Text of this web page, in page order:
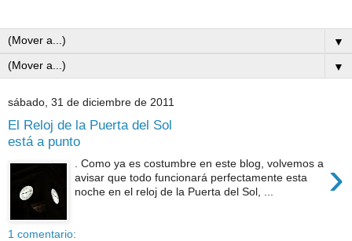
▼
▼
sábado, 31 de diciembre de 2011
El Reloj de la Puerta del Sol
está a punto
›
. Como ya es costumbre en este blog, volvemos a
avisar que todo funcionará perfectamente esta
noche en el reloj de la Puerta del Sol, ...
1 comentario: